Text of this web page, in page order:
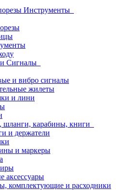
Инструменты
Сигналы
и вибро сигналы
жилеты
и лини
шланги, карабины, книги
и держатели
и маркеры
аксессуары
комплектующие и расходники